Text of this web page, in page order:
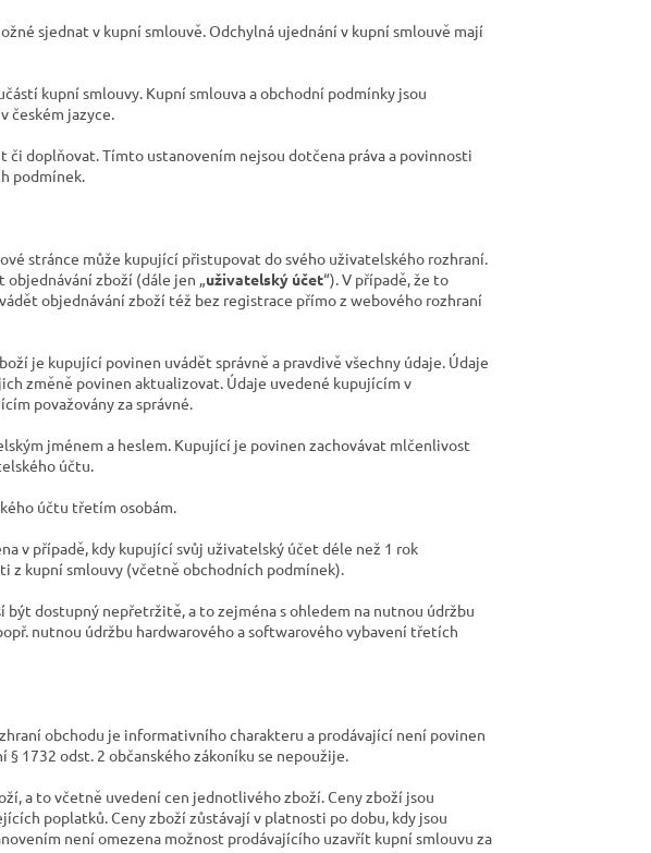
sjednat v kupní smlouvě. Odchylná ujednání v kupní smlouvě mají
kupní smlouvy. Kupní smlouva a obchodní podmínky jsou
českém jazyce.
doplňovat. Tímto ustanovením nejsou dotčena práva a povinnosti
podmínek.
stránce může kupující přistupovat do svého uživatelského rozhraní.
zboží (dále jen „uživatelský účet“). V případě, že to
objednávání zboží též bez registrace přímo z webového rozhraní
je kupující povinen uvádět správně a pravdivě všechny údaje. Údaje
změně povinen aktualizovat. Údaje uvedené kupujícím v
považovány za správné.
jménem a heslem. Kupující je povinen zachovávat mlčenlivost
účtu.
účtu třetím osobám.
v případě, kdy kupující svůj uživatelský účet déle než 1 rok
z kupní smlouvy (včetně obchodních podmínek).
být dostupný nepřetržitě, a to zejména s ohledem na nutnou údržbu
nutnou údržbu hardwarového a softwarového vybavení třetích
obchodu je informativního charakteru a prodávající není povinen
1732 odst. 2 občanského zákoníku se nepoužije.
a to včetně uvedení cen jednotlivého zboží. Ceny zboží jsou
poplatků. Ceny zboží zůstávají v platnosti po dobu, kdy jsou
není omezena možnost prodávajícího uzavřít kupní smlouvu za